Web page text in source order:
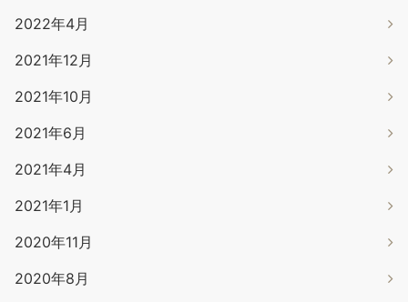
2022年4月
2021年12月
2021年10月
2021年6月
2021年4月
2021年1月
2020年11月
2020年8月